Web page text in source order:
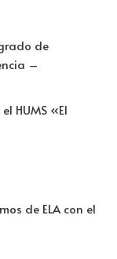
de
–
HUMS «El
de ELA con el